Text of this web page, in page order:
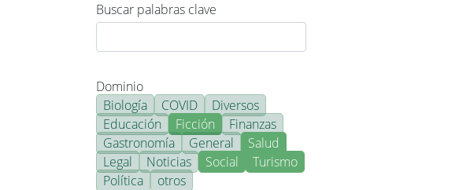
Buscar palabras clave
Dominio
Biología
COVID
Diversos
Educación
Ficción
Finanzas
Gastronomía
General
Salud
Legal
Noticias Social
Turismo
Política
otros